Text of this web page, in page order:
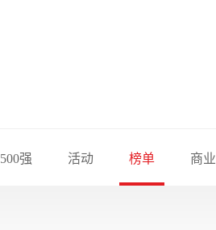
500强 活动 榜单 商业